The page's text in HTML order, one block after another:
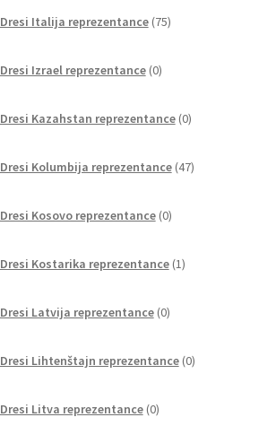
Dresi Italija reprezentance 75izdelkov
Dresi Izrael reprezentance 0izdelkov
Dresi Kazahstan reprezentance 0izdelkov
Dresi Kolumbija reprezentance 47izdelkov
Dresi Kosovo reprezentance 0izdelkov
Dresi Kostarika reprezentance 1izdelek
Dresi Latvija reprezentance 0izdelkov
Dresi Lihtenštajn reprezentance 0izdelkov
Dresi Litva reprezentance 0izdelkov